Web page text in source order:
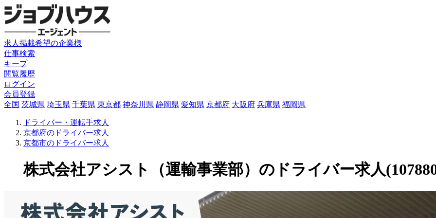
求人掲載希望の企業様
仕事検索
キープ
閲覧履歴
ログイン
会員登録
全国 茨城県 埼玉県 千葉県 東京都 神奈川県 静岡県 愛知県 京都府 大阪府 兵庫県 福岡県
ドライバー・運転手求人
京都府のドライバー求人
京都市のドライバー求人
株式会社アシスト（運輸事業部）のドライバー求人